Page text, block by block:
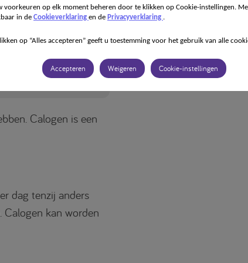
medisch toezicht.
& FAQ
Calogen is een
dag tenzij anders
kan worden
voorkeuren op elk moment beheren door te klikken op Cookie-instellingen.
in de Cookieverklaring en de Privacyverklaring .
op “Alles accepteren” geeft u toestemming voor het gebruik van alle
Accepteren Weigeren Cookie-instellingen